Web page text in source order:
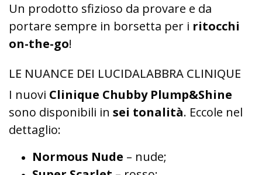
Un prodotto sfizioso da provare e da
portare sempre in borsetta per i ritocchi
on-the-go!
LE NUANCE DEI LUCIDALABBRA CLINIQUE
I nuovi Clinique Chubby Plump&Shine
sono disponibili in sei tonalità. Eccole nel
dettaglio:
Normous Nude – nude;